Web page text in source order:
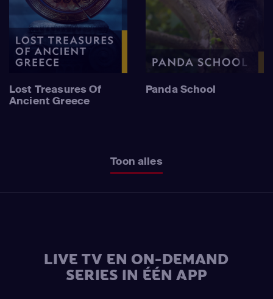
Lost Treasures Of
Ancient Greece
Panda School
Toon alles
LIVE TV EN ON-DEMAND
SERIES IN ÉÉN APP